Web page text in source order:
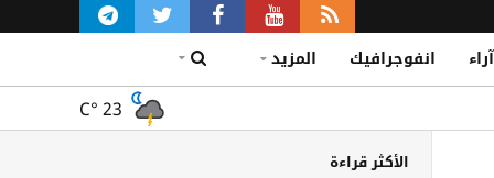
آراء انفوجرافيك المزيد
C° 23
الأكثر قراءة